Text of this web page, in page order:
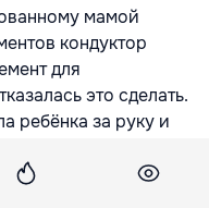
мамой
кондуктор
для
это сделать.
ребёнка за руку и
что это уже не